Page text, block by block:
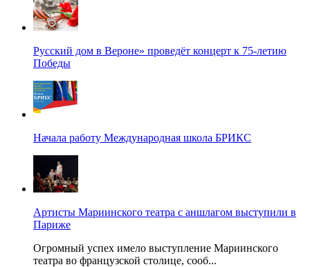
Русский дом в Вероне» проведёт концерт к 75-летию
Победы
Начала работу Международная школа БРИКС
Артисты Мариинского театра с аншлагом выступили в
Париже
Огромный успех имело выступление Мариинского
театра во французской столице, сооб...